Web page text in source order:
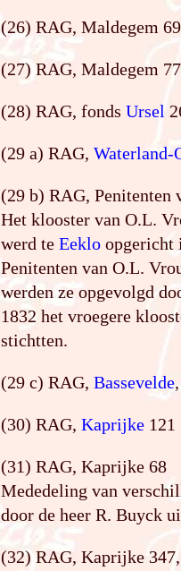
(26) RAG, Maldegem
(27) RAG, Maldegem
(28) RAG, fondsUrsel
(29 a) RAG,Waterland-
(29 b) RAG, Penitenten
Het klooster van O.L.
werd teEeklo opgericht
Penitenten van O.L.
werden ze opgevolgd
1832 het vroegere
stichtten.
(29 c) RAG,Bassevelde
(30) RAG,Kaprijke 121
(31) RAG, Kaprijke 68
Mededeling van
door de heer R. Buyck
(32) RAG, Kaprijke